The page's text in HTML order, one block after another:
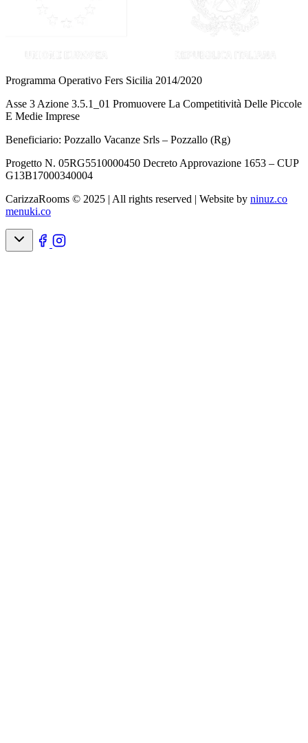
Programma Operativo Fers Sicilia 2014/2020
Asse 3 Azione 3.5.1_01 Promuovere La Competitività Delle Piccole
E Medie Imprese
Beneficiario: Pozzallo Vacanze Srls – Pozzallo (Rg)
Progetto N. 05RG5510000450 Decreto Approvazione 1653 – CUP
G13B17000340004
CarizzaRooms © 2025 | All rights reserved | Website by ninuz.co
menuki.co